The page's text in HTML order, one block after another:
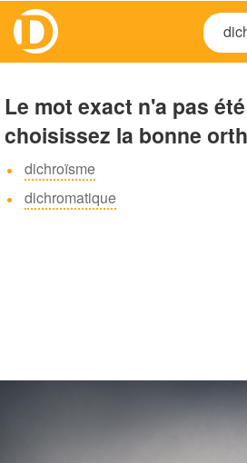
Le mot exact n'a pas
choisissez la bonne
dichroïsme
dichromatique